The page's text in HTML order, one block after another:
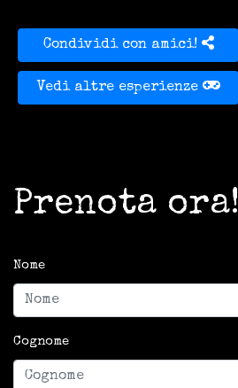
Condividi con amici!
Vedi altre esperienze
Prenota ora!
Nome
Cognome